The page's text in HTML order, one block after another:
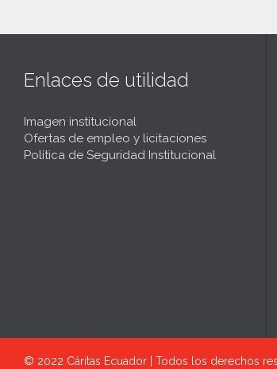
Enlaces de utilidad
Imagen institucional
Ofertas de empleo y licitaciones
Política de Seguridad Institucional
© 2022 Cáritas Ecuador | Todos los derechos